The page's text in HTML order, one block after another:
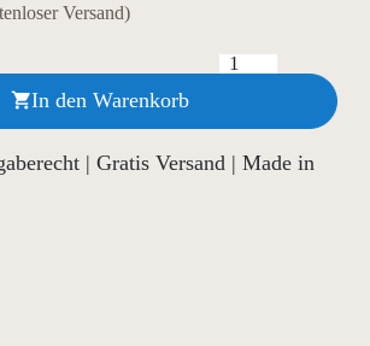
Versand)
In den Warenkorb
| Gratis Versand | Made in